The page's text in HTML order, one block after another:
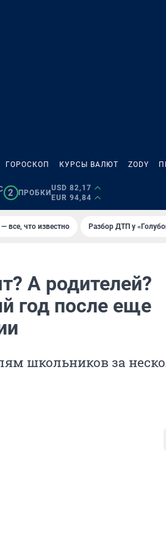
ГОРОСКОП КУРСЫ ВАЛЮТ ZODY
2 ПРОБКИ
USD 82,17
EUR 94,84
все, что известно Разбор ДТП у
А родителей?
год после еще
школьников за